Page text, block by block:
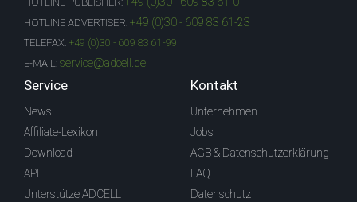
HOTLINE ADVERTISER: +49 (0)30 - 609 83 61-23
TELEFAX: +49 (0)30 - 609 83 61-99
E-MAIL: service@adcell.de
Service
News
Affiliate-Lexikon
Download
API
Unterstütze ADCELL
Kontakt
Unternehmen
Jobs
AGB & Datenschutzerklärung
FAQ
Datenschutz